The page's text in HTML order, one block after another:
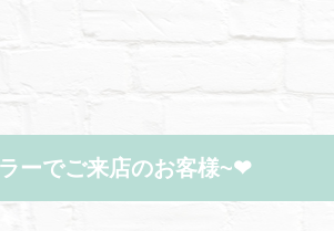
ーでご来店のお客様~❤︎